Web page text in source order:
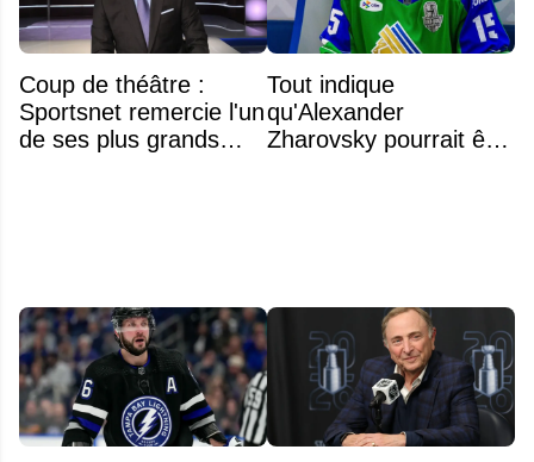
Coup de théâtre :
Sportsnet remercie l'un
de ses plus grands
Tout indique
qu'Alexander
Zharovsky pourrait être